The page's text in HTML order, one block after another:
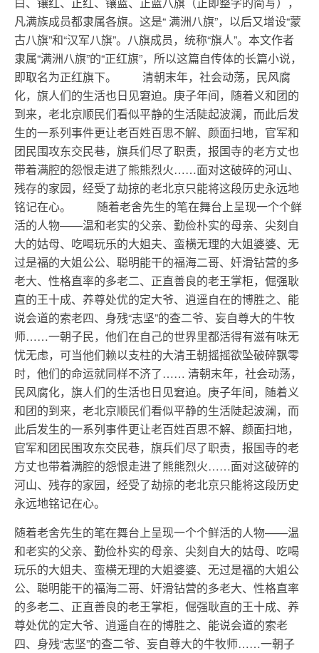
凡满族成员都隶属各旗。这是“ 满洲八旗”，以后又增设“蒙
古八旗”和“汉军八旗”。八旗成员，统称“旗人”。本文作者
隶属“满洲八旗”的“正红旗”，所以这篇自传体的长篇小说，
即取名为正红旗下。 清朝末年，社会动荡，民风腐
化，旗人们的生活也日见窘迫。庚子年间，随着义和团的
到来，老北京顺民们看似平静的生活陡起波澜，而此后发
生的一系列事件更让老百姓百思不解、颜面扫地，官军和
团民围攻东交民巷，旗兵们尽了职责，报国寺的老方丈也
带着满腔的怨恨走进了熊熊烈火……面对这破碎的河山、
残存的家园，经受了劫掠的老北京只能将这段历史永远地
铭记在心。 随着老舍先生的笔在舞台上呈现一个个鲜
活的人物——温和老实的父亲、勤俭朴实的母亲、尖刻自
大的姑母、吃喝玩乐的大姐夫、蛮横无理的大姐婆婆、无
过是福的大姐公公、聪明能干的福海二哥、奸滑钻营的多
老大、性格直率的多老二、正直善良的老王掌柜，倔强耿
直的王十成、养尊处优的定大爷、逍遥自在的博胜之、能
说会道的索老四、身残“志坚”的查二爷、妄自尊大的牛牧
师……一朝子民，他们在自己的世界里都活得有滋有味无
忧无虑，可当他们赖以支柱的大清王朝摇摇欲坠破碎飘零
时，他们的命运就同样不济了…… 清朝末年，社会动荡，
民风腐化，旗人们的生活也日见窘迫。庚子年间，随着义
和团的到来，老北京顺民们看似平静的生活陡起波澜，而
此后发生的一系列事件更让老百姓百思不解、颜面扫地，
官军和团民围攻东交民巷，旗兵们尽了职责，报国寺的老
方丈也带着满腔的怨恨走进了熊熊烈火……面对这破碎的
河山、残存的家园，经受了劫掠的老北京只能将这段历史
永远地铭记在心。
随着老舍先生的笔在舞台上呈现一个个鲜活的人物——温
和老实的父亲、勤俭朴实的母亲、尖刻自大的姑母、吃喝
玩乐的大姐夫、蛮横无理的大姐婆婆、无过是福的大姐公
公、聪明能干的福海二哥、奸滑钻营的多老大、性格直率
的多老二、正直善良的老王掌柜，倔强耿直的王十成、养
尊处优的定大爷、逍遥自在的博胜之、能说会道的索老
四、身残“志坚”的查二爷、妄自尊大的牛牧师……一朝子